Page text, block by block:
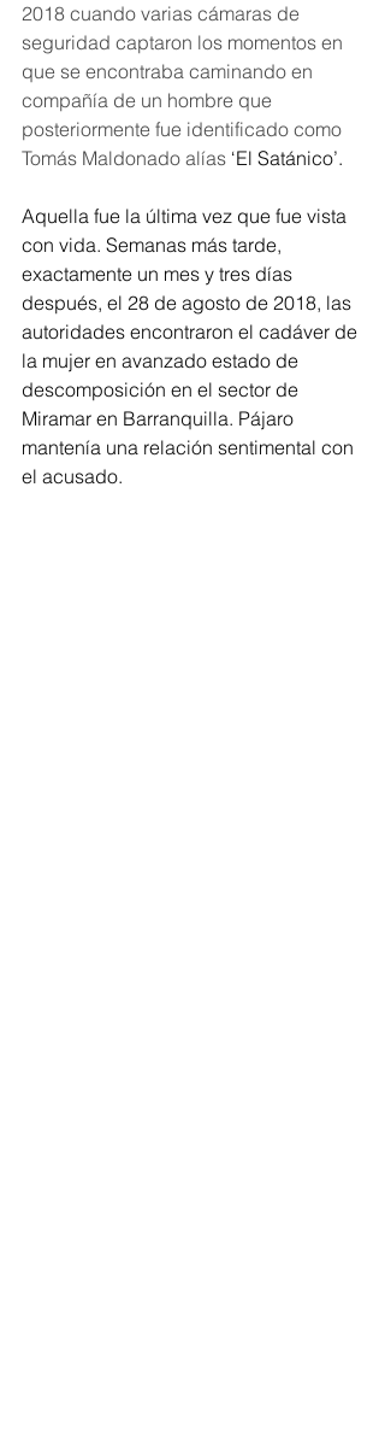
2018 cuando varias cámaras de
seguridad captaron los momentos en
que se encontraba caminando en
compañía de un hombre que
posteriormente fue identificado como
Tomás Maldonado alías ‘El Satánico’.
Aquella fue la última vez que fue vista
con vida. Semanas más tarde,
exactamente un mes y tres días
después, el 28 de agosto de 2018, las
autoridades encontraron el cadáver de
la mujer en avanzado estado de
descomposición en el sector de
Miramar en Barranquilla. Pájaro
mantenía una relación sentimental con
el acusado.